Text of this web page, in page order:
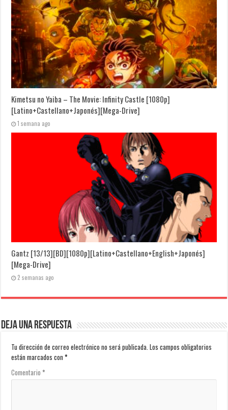
Kimetsu no Yaiba – The Movie: Infinity Castle [1080p]
[Latino+Castellano+Japonés][Mega-Drive]
1 semana ago
Gantz [13/13][BD][1080p][Latino+Castellano+English+Japonés]
[Mega-Drive]
2 semanas ago
Deja una respuesta
Tu dirección de correo electrónico no será publicada. Los campos obligatorios
están marcados con*
Comentario*